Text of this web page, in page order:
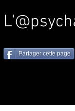
Partager cette page